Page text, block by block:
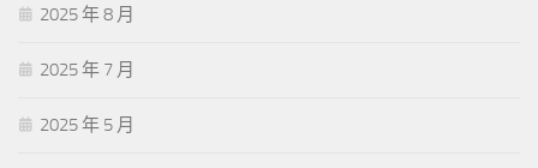
2025 年 8 月
2025 年 7 月
2025 年 5 月